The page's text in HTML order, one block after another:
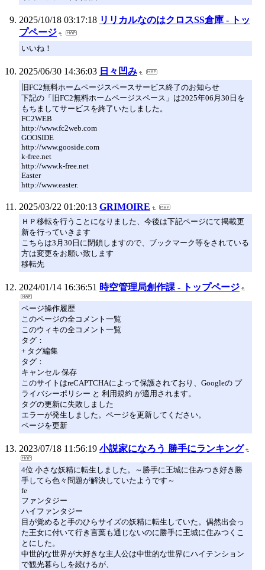
2025/10/18 03:17:18 リリカルなのはクロスSS倉庫 - トッ
プページ
いいね！
2025/06/30 14:36:03 日々凹み
旧FC2無料ホームページスペースサービス終了のお知らせ
下記の「旧FC2無料ホームページスペース」は2025年06月30日を
もちましてサービスを終了いたしました。
FC2WEB
http://www.fc2web.com
GOOSIDE
http://www.gooside.com
k-free.net
http://www.k-free.net
Easter
http://www.easter.
2025/03/22 01:20:13 GRIMOIRE
ＨＰ移転を行うことになりました、今後は下記ページにて掲載更
新を行っていきます
こちらは3月30日に閉鎖しますので、ブックマーク等をされている
方は変更をお願い致します
移転先
2024/01/14 16:36:51 時空管理局創作課 - トップページ
ページ操作履歴
このページの全コメント一覧
このウィキの全コメント一覧
タグ：
+ タグ編集
タグ：
キャンセル 保存
このサイトはreCAPTCHAによって保護されており、Googleの プ
ライバシーポリシー と 利用規約 が適用されます。
タグの更新に失敗しました
エラーが発生しました。ページを更新してください。
ページを更新
2023/07/18 11:56:19 小説家になろう 勝手にランキング
4位 小さな妖精に転生しました。～勝手に王城に住みつき好き勝
手してら色々問題が解決していたようです～
fe
ファンタジー
ハイファンタジー
目が覚めると手のひらサイズの妖精に転生していた。偶然出会っ
た王女に付いて行き言葉も通じないのに勝手に王城に住みつくこ
とにした。
中世的な世界が大好きな主人公は中世的な世界にハイテンション
で観光暮らしを続けるが、